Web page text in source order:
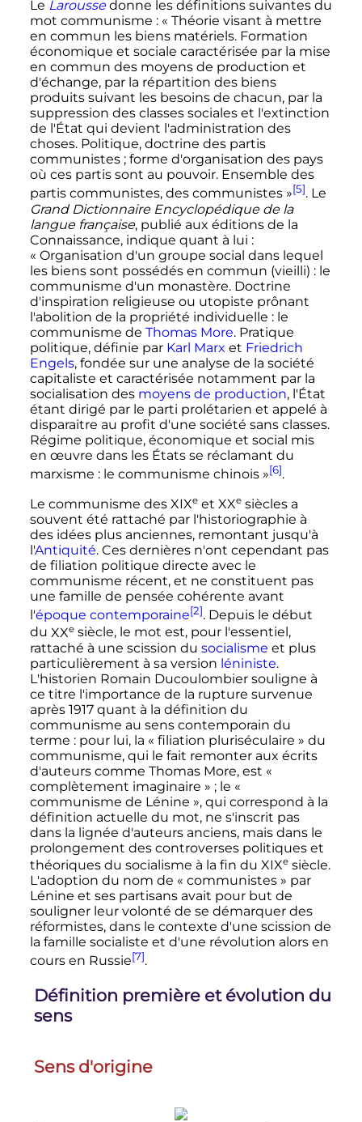
Le Laroussedonne les définitions suivantes du
mot communisme : « Théorie visant à mettre
en commun les biens matériels. Formation
économique et sociale caractérisée par la mise
en commun des moyens de production et
d'échange, par la répartition des biens
produits suivant les besoins de chacun, par la
suppression des classes sociales et l'extinction
de l'État qui devient l'administration des
choses. Politique, doctrine des partis
communistes ; forme d'organisation des pays
où ces partis sont au pouvoir. Ensemble des
partis communistes, des communistes »[5]. Le
Grand Dictionnaire Encyclopédique de la
langue française, publié aux éditions de la
Connaissance, indique quant à lui :
« Organisation d'un groupe social dans lequel
les biens sont possédés en commun (vieilli) : le
communisme d'un monastère. Doctrine
d'inspiration religieuse ou utopiste prônant
l'abolition de la propriété individuelle : le
communisme de Thomas More. Pratique
politique, définie par Karl Marx et Friedrich
Engels, fondée sur une analyse de la société
capitaliste et caractérisée notamment par la
socialisation des moyens de production, l'État
étant dirigé par le parti prolétarien et appelé à
disparaitre au profit d'une société sans classes.
Régime politique, économique et social mis
en œuvre dans les États se réclamant du
marxisme : le communisme chinois »[6].
Le communisme des XIXe et XXe sièclesa
souvent été rattaché par l'historiographie à
des idées plus anciennes, remontant jusqu'à
l'Antiquité. Ces dernières n'ont cependant pas
de filiation politique directe avec le
communisme récent, et ne constituent pas
une famille de pensée cohérente avant
l'époque contemporaine[2]. Depuis le début
du XXe siècle, le mot est, pour l'essentiel,
rattaché à une scission du socialisme et plus
particulièrement à sa version léniniste.
L'historien Romain Ducoulombier souligne à
ce titre l'importance de la rupture survenue
après 1917 quant à la définition du
communisme au sens contemporain du
terme : pour lui, la « filiation pluriséculaire » du
communisme, qui le fait remonter aux écrits
d'auteurs comme Thomas More, est «
complètement imaginaire » ; le «
communisme de Lénine », qui correspond à la
définition actuelle du mot, ne s'inscrit pas
dans la lignée d'auteurs anciens, mais dans le
prolongement des controverses politiques et
théoriques du socialisme à la fin du XIXe siècle.
L'adoption du nom de « communistes » par
Lénine et ses partisans avait pour but de
souligner leur volonté de se démarquer des
réformistes, dans le contexte d'une scission de
la famille socialiste et d'une révolution alors en
cours en Russie[7].
Définition première et évolution du
sens
Sens d'origine